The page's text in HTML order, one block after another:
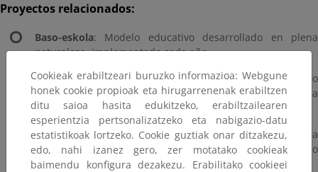
Proyectos relacionados:
Baso-eskola: Modelo educativo desarrollado en plena
naturaleza, implementado cada año.
Escuela Naturan Hezi: Espacio de formación y encuentro
dirigido a comunidades educativas interesadas en la
educación en la naturaleza.
Bihotz Berdeak: Programa de ocio y formación para
jóvenes de 12 a 15 años con inquietud por el medio
natural.
Cookieak erabiltzeari buruzko informazioa: Webgune
honek cookie propioak eta hirugarrenenak erabiltzen
ditu saioa hasita edukitzeko, erabiltzailearen
esperientzia pertsonalizatzeko eta nabigazio-datu
estatistikoak lortzeko. Cookie guztiak onar ditzakezu,
edo, nahi izanez gero, zer motatako cookieak
baimendu konfigura dezakezu. Erabilitako cookieei